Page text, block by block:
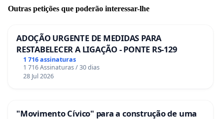
Outras petições que poderão interessar-lhe
ADOÇÃO URGENTE DE MEDIDAS PARA
RESTABELECER A LIGAÇÃO - PONTE RS-129
1 716 assinaturas
1 716 Assinaturas / 30 dias
28 Jul 2026
"Movimento Cívico" para a construção de uma